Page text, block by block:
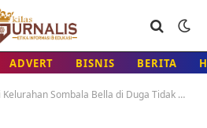
ADVERT BISNIS BERITA
Bella di Duga Tidak Berkualitas (tidak ada asas manfaat)